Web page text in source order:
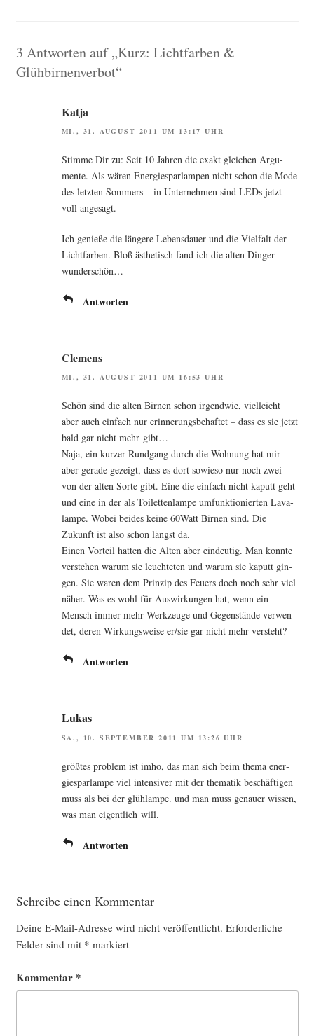
3 Antworten auf „Kurz: Lichtfarben &
Glühbirnenverbot“
Katja
MI., 31. AUGUST 2011 UM 13:17 UHR
Stim­me Dir zu: Seit 10 Jah­ren die exakt glei­chen Argu­
men­te. Als wären Ener­gie­spar­lam­pen nicht schon die Mode
des letz­ten Som­mers – in Unter­neh­men sind LEDs jetzt
voll angesagt.
Ich genie­ße die län­ge­re Lebens­dau­er und die Viel­falt der
Licht­far­ben. Bloß ästhe­tisch fand ich die alten Din­ger
wunderschön…
Antworten
Clemens
MI., 31. AUGUST 2011 UM 16:53 UHR
Schön sind die alten Bir­nen schon irgend­wie, viel­leicht
aber auch ein­fach nur erin­ne­rungs­be­haf­tet – dass es sie jetzt
bald gar nicht mehr gibt…
Naja, ein kur­zer Rund­gang durch die Woh­nung hat mir
aber gera­de gezeigt, dass es dort sowie­so nur noch zwei
von der alten Sor­te gibt. Eine die ein­fach nicht kaputt geht
und eine in der als Toi­let­ten­lam­pe umfunk­tio­nier­ten Lava­
lam­pe. Wobei bei­des kei­ne 60Watt Bir­nen sind. Die
Zukunft ist also schon längst da.
Einen Vor­teil hat­ten die Alten aber ein­deu­tig. Man konn­te
ver­ste­hen war­um sie leuch­te­ten und war­um sie kaputt gin­
gen. Sie waren dem Prin­zip des Feu­ers doch noch sehr viel
näher. Was es wohl für Aus­wir­kun­gen hat, wenn ein
Mensch immer mehr Werk­zeu­ge und Gegen­stän­de ver­wen­
det, deren Wir­kungs­wei­se er/sie gar nicht mehr versteht?
Antworten
Lukas
SA., 10. SEPTEMBER 2011 UM 13:26 UHR
größ­tes pro­blem ist imho, das man sich beim the­ma ener­
gie­spar­lam­pe viel inten­si­ver mit der the­ma­tik beschäf­ti­gen
muss als bei der glüh­lam­pe. und man muss genau­er wis­sen,
was man eigent­lich will.
Antworten
Schreibe einen Kommentar
Deine E-Mail-Adresse wird nicht veröffentlicht. Erforderliche
Felder sind mit * markiert
Kommentar *